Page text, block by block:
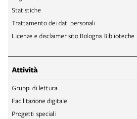
Statistiche
Trattamento dei dati personali
Licenze e disclaimer sito Bologna Biblioteche
Attività
Gruppi di lettura
Facilitazione digitale
Progetti speciali